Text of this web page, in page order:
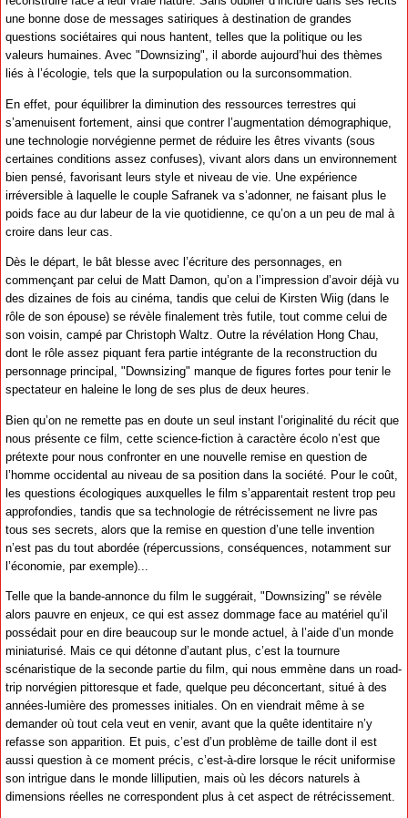
une bonne dose de messages satiriques à destination de grandes
questions sociétaires qui nous hantent, telles que la politique ou les
valeurs humaines. Avec "Downsizing", il aborde aujourd’hui des thèmes
liés à l’écologie, tels que la surpopulation ou la surconsommation.
En effet, pour équilibrer la diminution des ressources terrestres qui
s’amenuisent fortement, ainsi que contrer l’augmentation démographique,
une technologie norvégienne permet de réduire les êtres vivants (sous
certaines conditions assez confuses), vivant alors dans un environnement
bien pensé, favorisant leurs style et niveau de vie. Une expérience
irréversible à laquelle le couple Safranek va s’adonner, ne faisant plus le
poids face au dur labeur de la vie quotidienne, ce qu’on a un peu de mal à
croire dans leur cas.
Dès le départ, le bât blesse avec l’écriture des personnages, en
commençant par celui de Matt Damon, qu’on a l’impression d’avoir déjà vu
des dizaines de fois au cinéma, tandis que celui de Kirsten Wiig (dans le
rôle de son épouse) se révèle finalement très futile, tout comme celui de
son voisin, campé par Christoph Waltz. Outre la révélation Hong Chau,
dont le rôle assez piquant fera partie intégrante de la reconstruction du
personnage principal, "Downsizing" manque de figures fortes pour tenir le
spectateur en haleine le long de ses plus de deux heures.
Bien qu’on ne remette pas en doute un seul instant l’originalité du récit que
nous présente ce film, cette science-fiction à caractère écolo n’est que
prétexte pour nous confronter en une nouvelle remise en question de
l’homme occidental au niveau de sa position dans la société. Pour le coût,
les questions écologiques auxquelles le film s’apparentait restent trop peu
approfondies, tandis que sa technologie de rétrécissement ne livre pas
tous ses secrets, alors que la remise en question d’une telle invention
n’est pas du tout abordée (répercussions, conséquences, notamment sur
l’économie, par exemple)...
Telle que la bande-annonce du film le suggérait, "Downsizing" se révèle
alors pauvre en enjeux, ce qui est assez dommage face au matériel qu’il
possédait pour en dire beaucoup sur le monde actuel, à l’aide d’un monde
miniaturisé. Mais ce qui détonne d’autant plus, c’est la tournure
scénaristique de la seconde partie du film, qui nous emmène dans un road-
trip norvégien pittoresque et fade, quelque peu déconcertant, situé à des
années-lumière des promesses initiales. On en viendrait même à se
demander où tout cela veut en venir, avant que la quête identitaire n’y
refasse son apparition. Et puis, c’est d’un problème de taille dont il est
aussi question à ce moment précis, c’est-à-dire lorsque le récit uniformise
son intrigue dans le monde lilliputien, mais où les décors naturels à
dimensions réelles ne correspondent plus à cet aspect de rétrécissement.